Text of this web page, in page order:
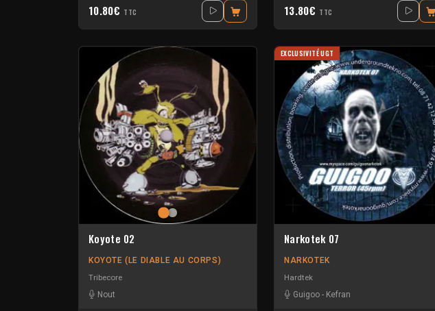
10.80€ TTC 13.80€ TTC
Koyote 02
KOYOTE (LE DIABLE AU CORPS)
Tribecore
Nout
EXCLUSIVITÉ UGT
Narkotek 07
NARKOTEK
Hardtek
Guigoo - Kefran